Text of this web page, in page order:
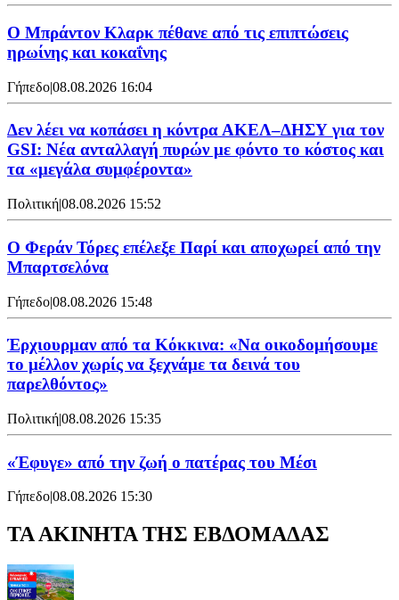
Ο Μπράντον Κλαρκ πέθανε από τις επιπτώσεις
ηρωίνης και κοκαΐνης
Γήπεδο|08.08.2026 16:04
Δεν λέει να κοπάσει η κόντρα ΑΚΕΛ–ΔΗΣΥ για τον
GSI: Νέα ανταλλαγή πυρών με φόντο το κόστος και
τα «μεγάλα συμφέροντα»
Πολιτική|08.08.2026 15:52
Ο Φεράν Τόρες επέλεξε Παρί και αποχωρεί από την
Μπαρτσελόνα
Γήπεδο|08.08.2026 15:48
Έρχιουρμαν από τα Κόκκινα: «Να οικοδομήσουμε
το μέλλον χωρίς να ξεχνάμε τα δεινά του
παρελθόντος»
Πολιτική|08.08.2026 15:35
«Έφυγε» από την ζωή ο πατέρας του Μέσι
Γήπεδο|08.08.2026 15:30
ΤΑ ΑΚΙΝΗΤΑ ΤΗΣ ΕΒΔΟΜΑΔΑΣ